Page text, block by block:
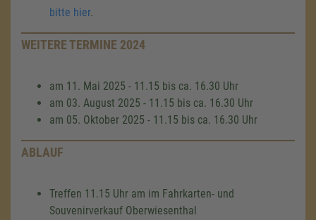
bitte hier.
WEITERE TERMINE 2024
am 11. Mai 2025 - 11.15 bis ca. 16.30 Uhr
am 03. August 2025 - 11.15 bis ca. 16.30 Uhr
am 05. Oktober 2025 - 11.15 bis ca. 16.30 Uhr
ABLAUF
Treffen 11.15 Uhr am im Fahrkarten- und
Souvenirverkauf Oberwiesenthal